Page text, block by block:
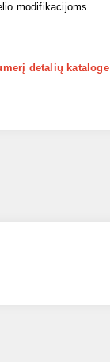
modifikacijoms.
detalių kataloge